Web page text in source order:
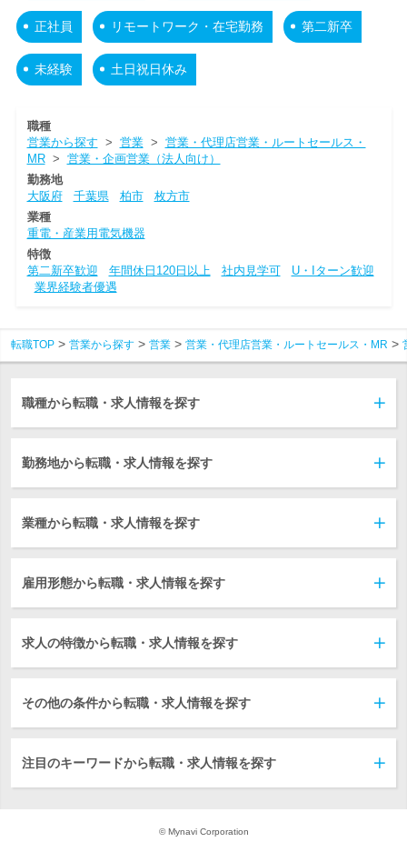
正社員 リモートワーク・在宅勤務 第二新卒
未経験 土日祝日休み
職種
営業から探す > 営業> 営業・代理店営業・ルートセールス・
MR> 営業・企画営業（法人向け）
勤務地
大阪府
千葉県 柏市
枚方市
業種
重電・産業用電気機器
特徴
第二新卒歓迎
年間休日120日以上 社内見学可
U・Iターン歓迎
業界経験者優遇
転職TOP 営業から探す 営業 営業・代理店営業・ルートセールス・MR
職種から転職・求人情報を探す
勤務地から転職・求人情報を探す
業種から転職・求人情報を探す
雇用形態から転職・求人情報を探す
求人の特徴から転職・求人情報を探す
その他の条件から転職・求人情報を探す
注目のキーワードから転職・求人情報を探す
© Mynavi Corporation